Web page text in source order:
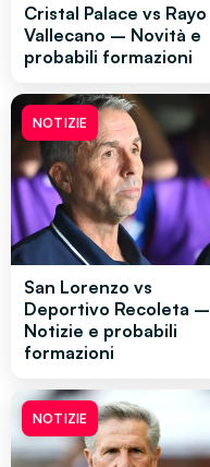
Cristal Palace vs Rayo
Vallecano – Novità e
probabili formazioni
NOTIZIE
San Lorenzo vs
Deportivo Recoleta –
Notizie e probabili
formazioni
NOTIZIE